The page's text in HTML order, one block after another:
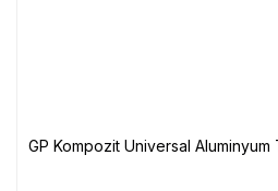
GP Kompozit Universal Aluminyum